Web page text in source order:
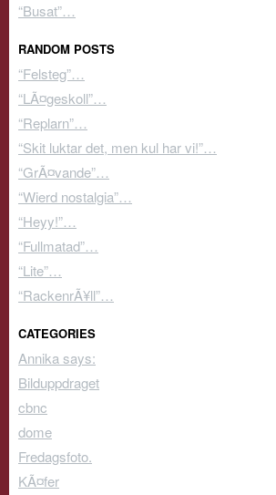
“Busat”…
RANDOM POSTS
“Felsteg”…
“LÃ¤geskoll”…
“Replarn”…
“Skit luktar det, men kul har vi!”…
“GrÃ¤vande”…
“Wierd nostalgia”…
“Heyy!”…
“Fullmatad”…
“Lite”…
“RackenrÃ¥ll”…
CATEGORIES
Annika says:
Bilduppdraget
cbnc
dome
Fredagsfoto.
KÃ¤fer